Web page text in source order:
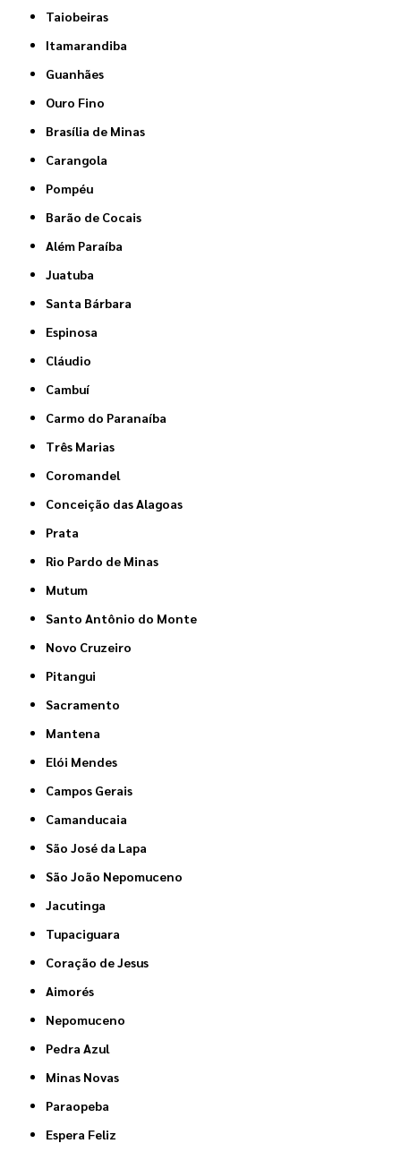
Taiobeiras
Itamarandiba
Guanhães
Ouro Fino
Brasília de Minas
Carangola
Pompéu
Barão de Cocais
Além Paraíba
Juatuba
Santa Bárbara
Espinosa
Cláudio
Cambuí
Carmo do Paranaíba
Três Marias
Coromandel
Conceição das Alagoas
Prata
Rio Pardo de Minas
Mutum
Santo Antônio do Monte
Novo Cruzeiro
Pitangui
Sacramento
Mantena
Elói Mendes
Campos Gerais
Camanducaia
São José da Lapa
São João Nepomuceno
Jacutinga
Tupaciguara
Coração de Jesus
Aimorés
Nepomuceno
Pedra Azul
Minas Novas
Paraopeba
Espera Feliz